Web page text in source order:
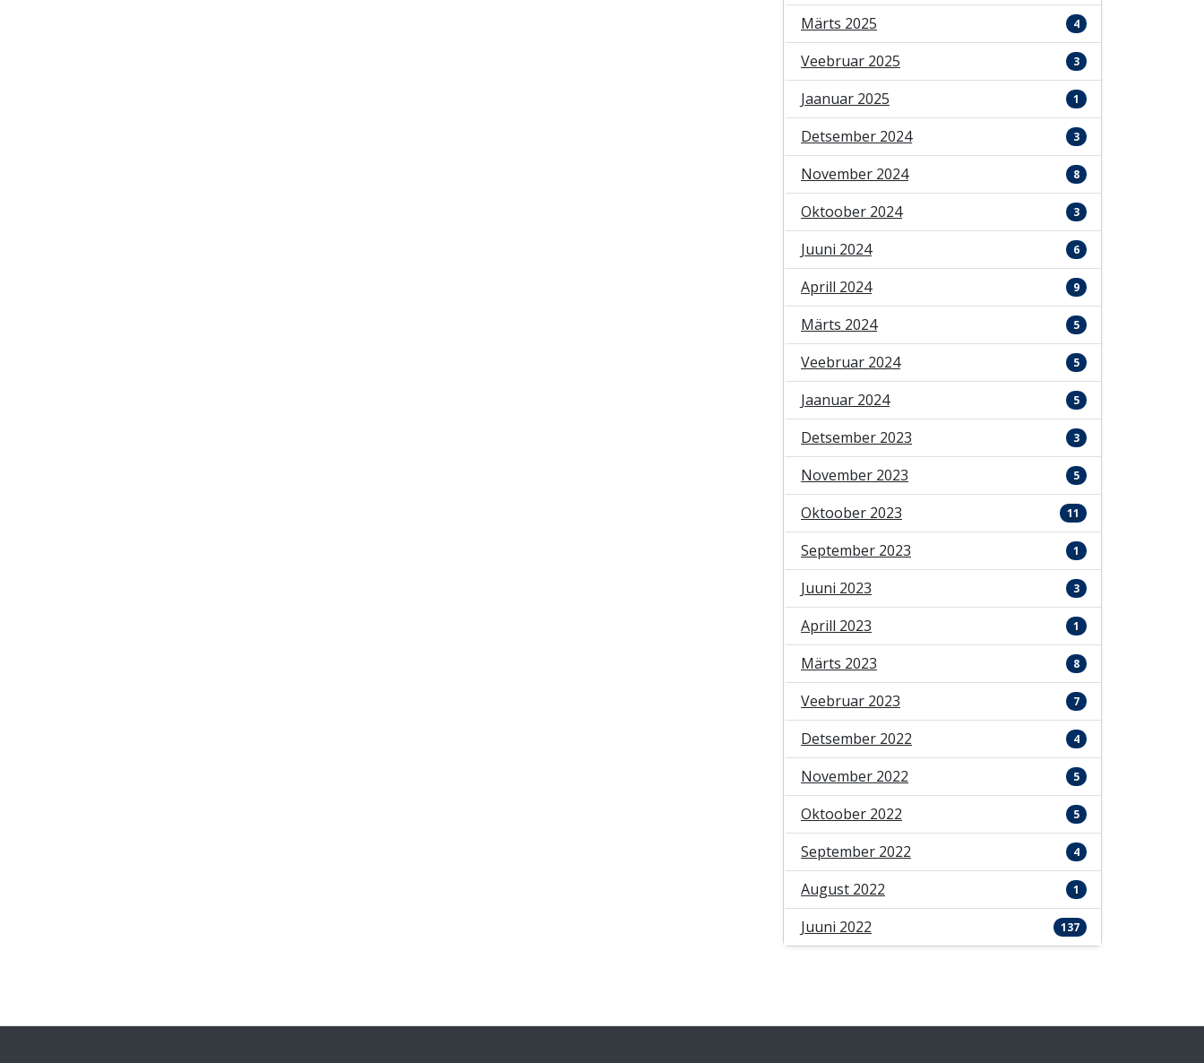
Märts 2025 4
Veebruar 2025 3
Jaanuar 2025 1
Detsember 2024 3
November 2024 8
Oktoober 2024 3
Juuni 2024 6
Aprill 2024 9
Märts 2024 5
Veebruar 2024 5
Jaanuar 2024 5
Detsember 2023 3
November 2023 5
Oktoober 2023 11
September 2023 1
Juuni 2023 3
Aprill 2023 1
Märts 2023 8
Veebruar 2023 7
Detsember 2022 4
November 2022 5
Oktoober 2022 5
September 2022 4
August 2022 1
Juuni 2022 137